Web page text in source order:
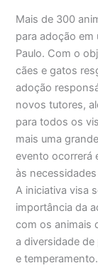
Mais de 300
para adoção em
Paulo. Com o
cães e gatos
adoção
novos tutores,
para todos os
mais uma
evento ocorrerá
às
A iniciativa visa
importância da
com os animais
a diversidade
e